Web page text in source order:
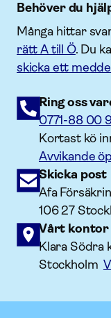
Behöver du
Många hittar
rätt A till Ö. Du
skicka ett
Ring oss
0771-88 00
Kortast kö
Avvikande
Skicka post
Afa
106 27
Vårt kontor
Klara Södra
Stockholm